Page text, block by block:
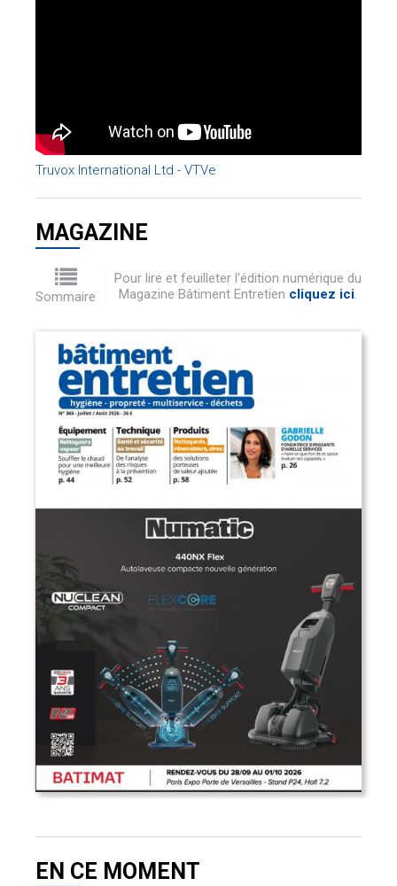
Truvox International Ltd - VTVe
MAGAZINE
Sommaire
Pour lire et feuilleter l'édition numérique du
Magazine Bâtiment Entretien cliquez ici.
EN CE MOMENT